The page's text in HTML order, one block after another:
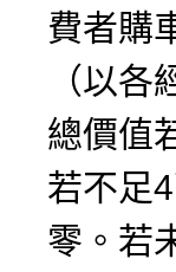
費者購
（以
總價值
若不足
零。若